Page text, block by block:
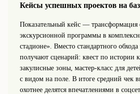
Кейсы успешных проектов на
Показательный кейс — трансформация
экскурсионной программы в
стадионе». Вместо стандартного
получают сценарий: квест по истории
закулисные зоны, мастер-класс для
с видом на поле. В итоге средний чек
охотнее делятся впечатлениями в